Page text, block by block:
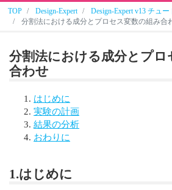
TOP Design-Expert
Design-Expert v13 チュ
分割法における成分とプロセス変数の組み合
分割法における成分とプロ
合わせ
はじめに
実験の計画
結果の分析
おわりに
1.はじめに